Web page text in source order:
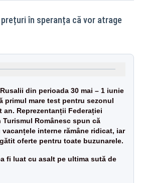
în speranța că vor atrage
din perioada 30 mai – 1 iunie
primul mare test pentru sezonul
an. Reprezentanții Federației
Turismul Românesc spun că
interne rămâne ridicat, iar
oferte pentru toate buzunarele.
fi luat cu asalt pe ultima sută de